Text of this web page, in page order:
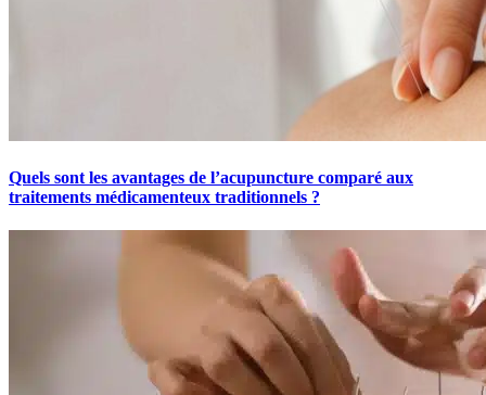
Quels sont les avantages de l’acupuncture comparé aux
traitements médicamenteux traditionnels ?